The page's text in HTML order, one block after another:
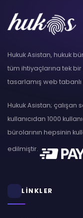
Hukuk Asistan, hukuk
tüm ihtiyaçlarına tek
tasarlamış web
Hukuk Asistan; çalışan
kullanıcıdan 1000
bürolarının hepsinin
edilmiştir.
LİNKLER